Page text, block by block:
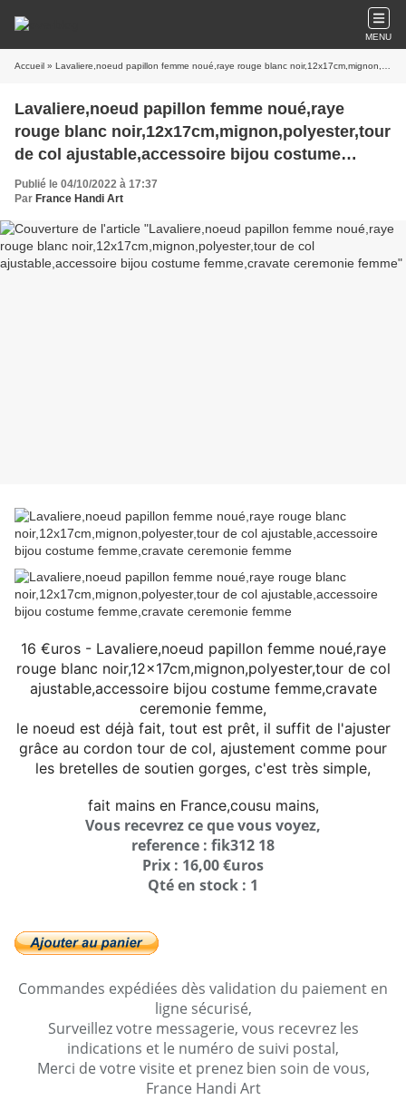
MENU
Accueil » Lavaliere,noeud papillon femme noué,raye rouge blanc noir,12x17cm,mignon,polyester,tour de col ajustable,accessoire bijou costume femme,cravate ceremonie femme
Lavaliere,noeud papillon femme noué,raye
rouge blanc noir,12x17cm,mignon,polyester,tour
de col ajustable,accessoire bijou costume
femme,cravate ceremonie femme
Publié le 04/10/2022 à 17:37
Par France Handi Art
16 €uros - Lavaliere,noeud papillon femme noué,raye
rouge blanc noir,12x17cm,mignon,polyester,tour de col
ajustable,accessoire bijou costume femme,cravate
ceremonie femme,
le noeud est déjà fait, tout est prêt, il suffit de l'ajuster
grâce au cordon tour de col, ajustement comme pour
les bretelles de soutien gorges, c'est très simple,
fait mains en France,cousu mains,
Vous recevrez ce que vous voyez,
reference : fik312 18
Prix : 16,00 €uros
Qté en stock : 1
Commandes expédiées dès validation du paiement en
ligne sécurisé,
Surveillez votre messagerie, vous recevrez les
indications et le numéro de suivi postal,
Merci de votre visite et prenez bien soin de vous,
France Handi Art